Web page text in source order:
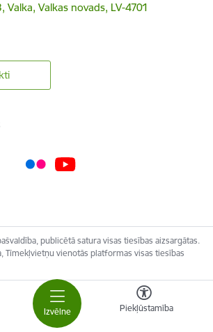
Izvēlne Piekļūstamība
Valka, Valkas novads, LV-4701
publicētā satura visas tiesības aizsargātas.
Tīmekļvietņu vienotās platformas visas tiesības